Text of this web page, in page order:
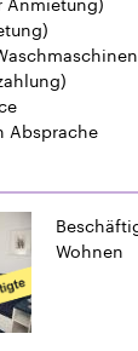
Absprache
Wohnen